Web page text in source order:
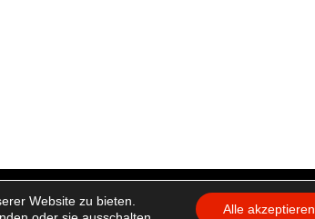
Website zu bieten.
Alle akzeptieren